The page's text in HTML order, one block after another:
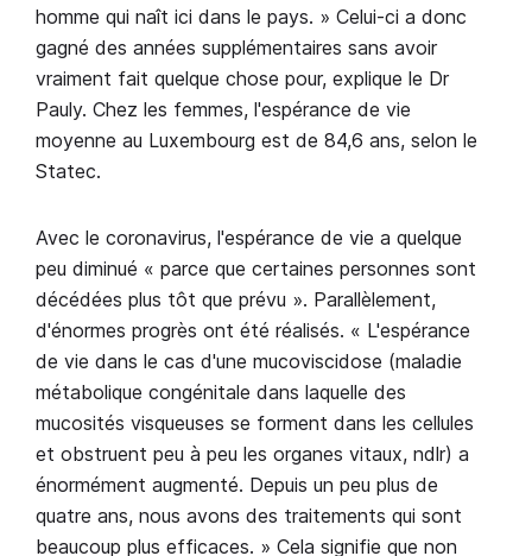
homme qui naît ici dans le pays. » Celui-ci a donc
gagné des années supplémentaires sans avoir
vraiment fait quelque chose pour, explique le Dr
Pauly. Chez les femmes, l'espérance de vie
moyenne au Luxembourg est de 84,6 ans, selon le
Statec.
Avec le coronavirus, l'espérance de vie a quelque
peu diminué « parce que certaines personnes sont
décédées plus tôt que prévu ». Parallèlement,
d'énormes progrès ont été réalisés. « L'espérance
de vie dans le cas d'une mucoviscidose (maladie
métabolique congénitale dans laquelle des
mucosités visqueuses se forment dans les cellules
et obstruent peu à peu les organes vitaux, ndlr) a
énormément augmenté. Depuis un peu plus de
quatre ans, nous avons des traitements qui sont
beaucoup plus efficaces. » Cela signifie que non